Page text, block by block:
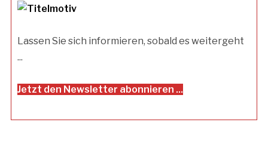
Lassen Sie sich informieren, sobald es weitergeht
...
Jetzt den Newsletter abonnieren ...